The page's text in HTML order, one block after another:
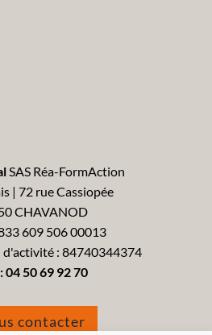
SAS Réa-FormAction
| 72 rue Cassiopée
CHAVANOD
609 506 00013
d'activité : 84740344374
04 50 69 92 70
contacter